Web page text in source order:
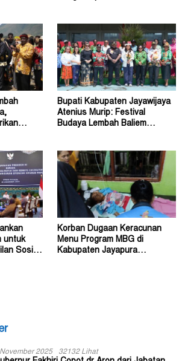
Bupati Kabupaten Jayawijaya
Atenius Murip: Festival
Budaya Lembah Baliem
untuk
Sosial
Korban Dugaan Keracunan
Menu Program MBG di
Kabupaten Jayapura
2025 32132 Lihat